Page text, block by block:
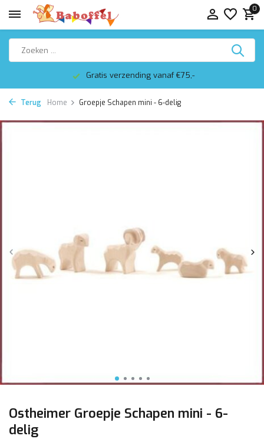
0
Gratis verzending vanaf €75,-
Terug Home Groepje Schapen mini - 6-delig
Ostheimer Groepje Schapen mini - 6-
delig